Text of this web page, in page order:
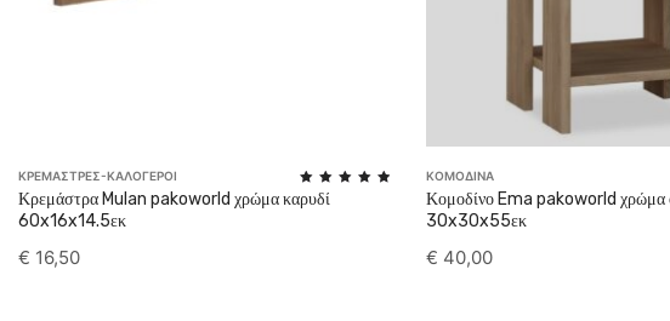
ΚΡΕΜΑΣΤΡΕΣ-ΚΑΛΟΓΕΡΟΙ
Rated
5.00
Κρεμάστρα Mulan pakoworld χρώμα καρυδί
60x16x14.5εκ
€ 16,50
ΚΟΜΟΔΙΝΑ
Κομοδίνο Ema pakoworld χρώμα
30x30x55εκ
€ 40,00